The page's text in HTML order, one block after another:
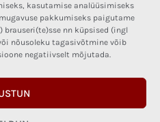
kasutamise analüüsimiseks
pakkumiseks paigutame
brauseri(te)sse nn küpsised (ingl
nõusoleku tagasivõtmine võib
negatiivselt mõjutada.
teave
käitlemine- ja